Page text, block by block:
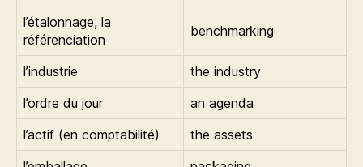
l’étalonnage, la
référenciation
benchmarking
l’industrie
the industry
l’ordre du jour
an agenda
l’actif (en comptabilité)
the assets